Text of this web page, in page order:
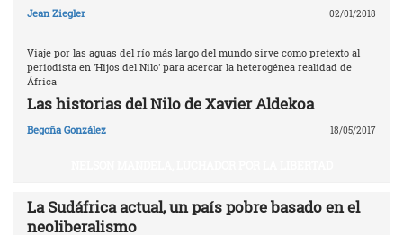
Jean Ziegler 02/01/2018
Viaje por las aguas del río más largo del mundo sirve como pretexto al
periodista en 'Hijos del Nilo' para acercar la heterogénea realidad de
África
Las historias del Nilo de Xavier Aldekoa
Begoña González 18/05/2017
La Sudáfrica actual, un país pobre basado en el
neoliberalismo